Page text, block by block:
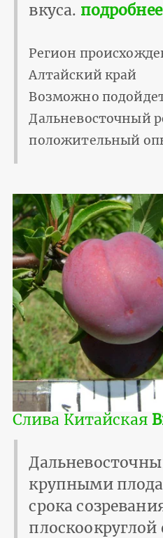
вкуса.
Регион
Алтайский край
Возможно
Дальневосточный
положительный
Слива Китайская
крупными
срока